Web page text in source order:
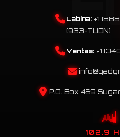
Cabina: +1
(933-TUDN)
Ventas: +1
P.O. Box 469
102.9